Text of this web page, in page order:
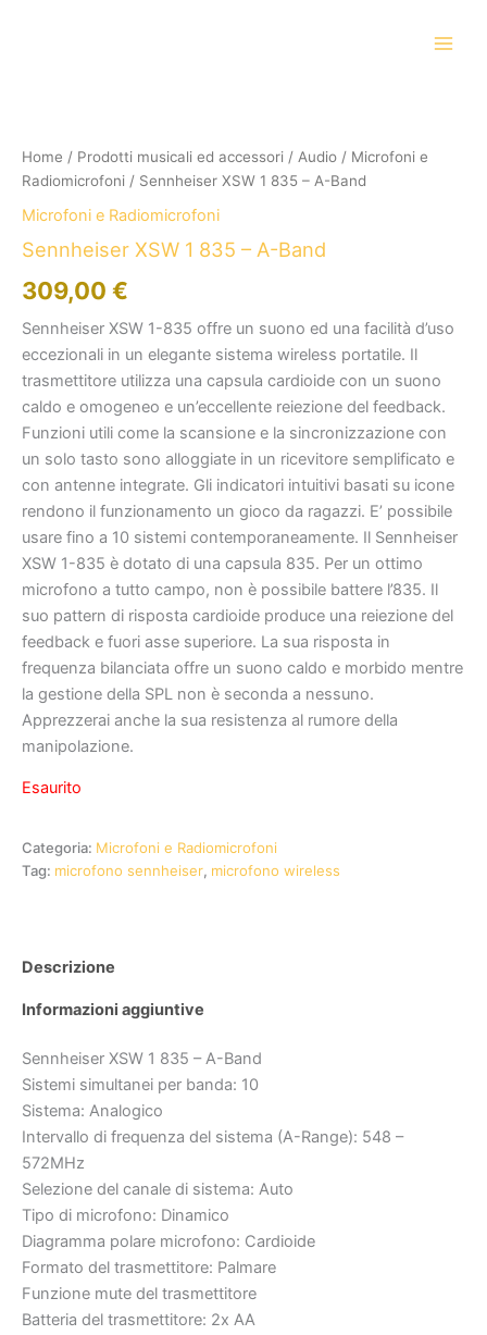
Home / Prodotti musicali ed accessori / Audio / Microfoni e
Radiomicrofoni / Sennheiser XSW 1 835 – A-Band
Microfoni e Radiomicrofoni
Sennheiser XSW 1 835 – A-Band
309,00 €
Sennheiser XSW 1-835 offre un suono ed una facilità d’uso
eccezionali in un elegante sistema wireless portatile. Il
trasmettitore utilizza una capsula cardioide con un suono
caldo e omogeneo e un’eccellente reiezione del feedback.
Funzioni utili come la scansione e la sincronizzazione con
un solo tasto sono alloggiate in un ricevitore semplificato e
con antenne integrate. Gli indicatori intuitivi basati su icone
rendono il funzionamento un gioco da ragazzi. E’ possibile
usare fino a 10 sistemi contemporaneamente. Il Sennheiser
XSW 1-835 è dotato di una capsula 835. Per un ottimo
microfono a tutto campo, non è possibile battere l’835. Il
suo pattern di risposta cardioide produce una reiezione del
feedback e fuori asse superiore. La sua risposta in
frequenza bilanciata offre un suono caldo e morbido mentre
la gestione della SPL non è seconda a nessuno.
Apprezzerai anche la sua resistenza al rumore della
manipolazione.
Esaurito
Categoria: Microfoni e Radiomicrofoni
Tag: microfono sennheiser, microfono wireless
Descrizione
Informazioni aggiuntive
Sennheiser XSW 1 835 – A-Band
Sistemi simultanei per banda: 10
Sistema: Analogico
Intervallo di frequenza del sistema (A-Range): 548 –
572MHz
Selezione del canale di sistema: Auto
Tipo di microfono: Dinamico
Diagramma polare microfono: Cardioide
Formato del trasmettitore: Palmare
Funzione mute del trasmettitore
Batteria del trasmettitore: 2x AA